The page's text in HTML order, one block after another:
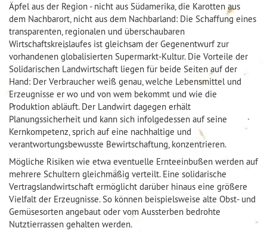
Äpfel aus der Region - nicht aus Südamerika, die Karotten aus
dem Nachbarort, nicht aus dem Nachbarland: Die Schaffung eines
transparenten, regionalen und überschaubaren
Wirtschaftskreislaufes ist gleichsam der Gegenentwurf zur
vorhandenen globalisierten Supermarkt-Kultur. Die Vorteile der
Solidarischen Landwirtschaft liegen für beide Seiten auf der
Hand: Der Verbraucher weiß genau, welche Lebensmittel und
Erzeugnisse er wo und von wem bekommt und wie die
Produktion abläuft. Der Landwirt dagegen erhält
Planungssicherheit und kann sich infolgedessen auf seine
Kernkompetenz, sprich auf eine nachhaltige und
verantwortungsbewusste Bewirtschaftung, konzentrieren.
Mögliche Risiken wie etwa eventuelle Ernteeinbußen werden auf
mehrere Schultern gleichmäßig verteilt. Eine solidarische
Vertragslandwirtschaft ermöglicht darüber hinaus eine größere
Vielfalt der Erzeugnisse. So können beispielsweise alte Obst- und
Gemüsesorten angebaut oder vom Aussterben bedrohte
Nutztierrassen gehalten werden.